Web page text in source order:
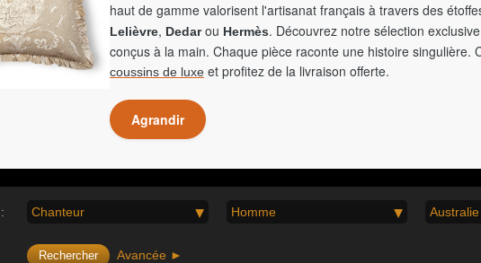
haut de gamme valorisent l'artisanat français à travers des
Lelièvre, Dedarou Hermès. Découvrez notre sélection
conçus à la main. Chaque pièce raconte une histoire singulière.
coussins de luxe et profitez de la livraison offerte.
Agrandir
Chanteur Homme Australie
Avancée ►